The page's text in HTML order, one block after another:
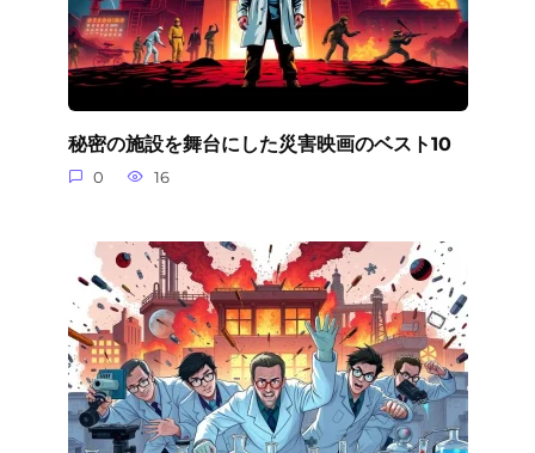
秘密の施設を舞台にした災害映画のベスト10
0 16